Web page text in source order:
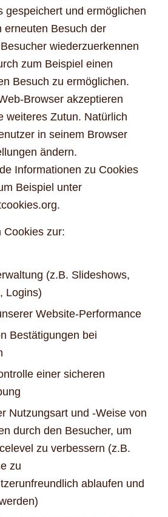
gespeichert und ermöglichen
erneuten Besuch der
wiederzuerkennen
zum Beispiel einen
Besuch zu ermöglichen.
Browser akzeptieren
weiteres Zutun. Natürlich
in seinem Browser
ändern.
Informationen zu Cookies
Beispiel unter
Cookies zur:
(z.B. Slideshows,
Logins)
Website-Performance
Bestätigungen bei
einer sicheren
Nutzungsart und -Weise von
durch den Besucher, um
zu verbessern (z.B.
zu
ablaufen und